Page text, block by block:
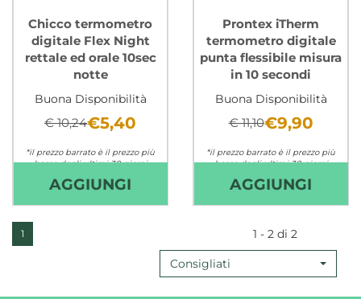
Chicco termometro
digitale Flex Night
rettale ed orale 10sec
notte
Buona Disponibilità
€ 10,24€5,40
*il prezzo barrato è il prezzo più
basso degli ultimi 30 giorni
Non mutuabile
AGGIUNGI AGGIUNGI CHICCO
TERMOMETRO
FLEX
NIGHT
Prontex iTherm
termometro digitale
punta flessibile misura
in 10 secondi
Buona Disponibilità
€ 11,10€9,90
*il prezzo barrato è il prezzo più
basso degli ultimi 30 giorni
Non mutuabile
AGGIUNGI
1 1 - 2 di 2
Consigliati